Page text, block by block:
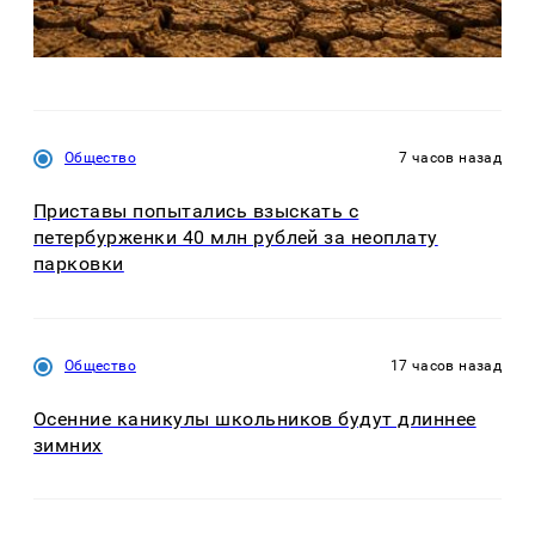
Общество 7 часов назад
Приставы попытались взыскать с
петербурженки 40 млн рублей за неоплату
парковки
Общество 17 часов назад
Осенние каникулы школьников будут длиннее
зимних